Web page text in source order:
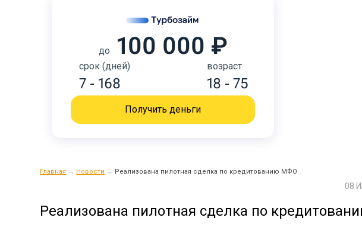
до 100 000 ₽
срок (дней)
7 - 168
возраст
18 - 75
Получить деньги
Главная → Новости → Реализована пилотная сделка по кредитованию МФО
08
Реализована пилотная сделка по